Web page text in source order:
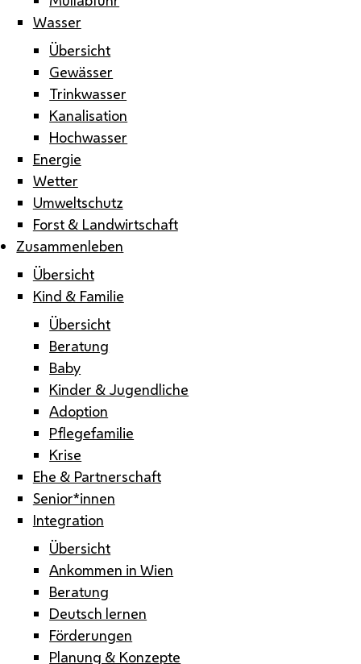
Wasser
Übersicht
Gewässer
Trinkwasser
Kanalisation
Hochwasser
Energie
Wetter
Umweltschutz
Forst & Landwirtschaft
Zusammenleben
Übersicht
Kind & Familie
Übersicht
Beratung
Baby
Kinder & Jugendliche
Adoption
Pflegefamilie
Krise
Ehe & Partnerschaft
Senior*innen
Integration
Übersicht
Ankommen in Wien
Beratung
Deutsch lernen
Förderungen
Planung & Konzepte